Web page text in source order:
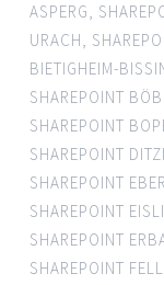
ASPERG,
URACH,
BIETIGHEIM-
SHAREPOINT
SHAREPOINT
SHAREPOINT
SHAREPOINT
SHAREPOINT
SHAREPOINT
SHAREPOINT